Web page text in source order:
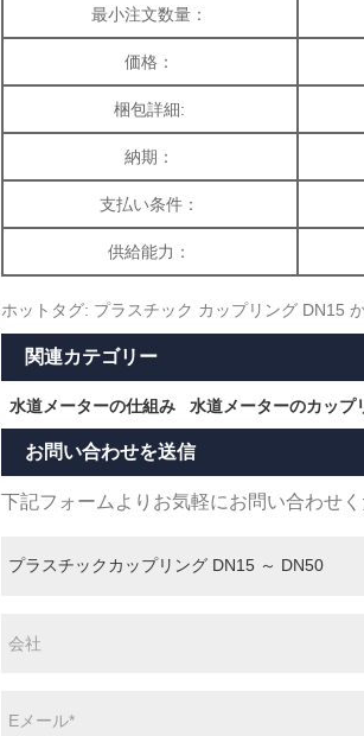
最小注文数量：
価格：
梱包詳細:
納期：
支払い条件：
供給能力：
ホットタグ: プラスチック カップリング DN15
関連カテゴリー
水道メーターの仕組み 水道メーターのカップ
お問い合わせを送信
下記フォームよりお気軽にお問い合わせ